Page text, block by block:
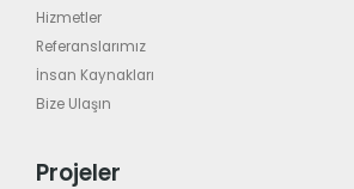
Hizmetler
Referanslarımız
İnsan Kaynakları
Bize Ulaşın
Projeler